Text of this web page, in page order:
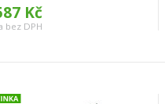
Kč
bez DPH